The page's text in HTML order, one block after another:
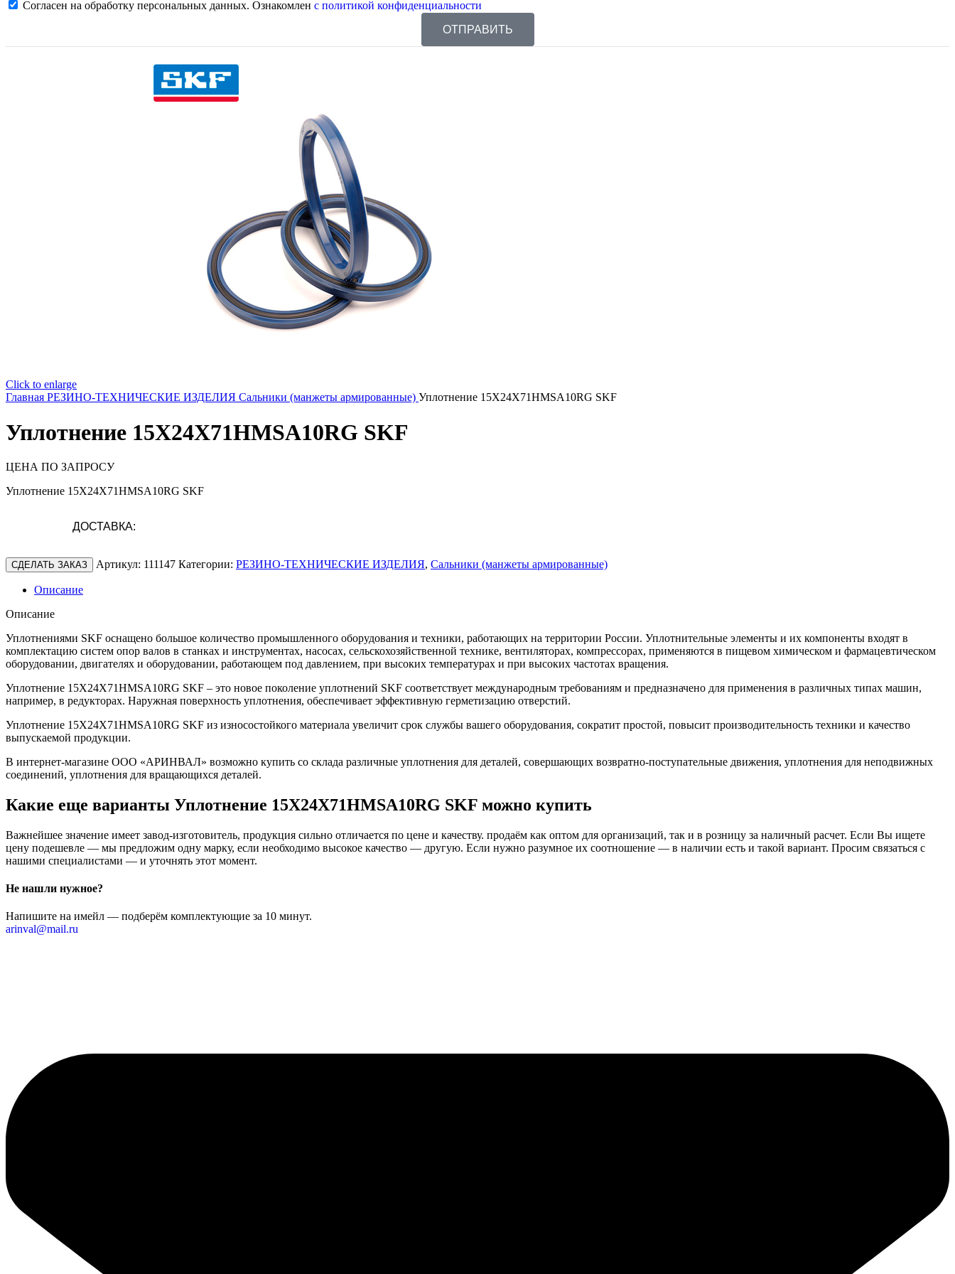
Согласен на обработку персональных данных. Ознакомлен с политикой конфиденциальности
ОТПРАВИТЬ
Click to enlarge
Главная РЕЗИНО-ТЕХНИЧЕСКИЕ ИЗДЕЛИЯ Сальники (манжеты армированные) Уплотнение 15X24X71HMSA10RG SKF
Уплотнение 15X24X71HMSA10RG SKF
ЦЕНА ПО ЗАПРОСУ
Уплотнение 15X24X71HMSA10RG SKF
ДОСТАВКА:
СДЕЛАТЬ ЗАКАЗ Артикул: 111147 Категории: РЕЗИНО-ТЕХНИЧЕСКИЕ ИЗДЕЛИЯ, Сальники (манжеты армированные)
Описание
Описание
Уплотнениями SKF оснащено большое количество промышленного оборудования и техники, работающих на территории России. Уплотнительные элементы и их компоненты входят в
комплектацию систем опор валов в станках и инструментах, насосах, сельскохозяйственной технике, вентиляторах, компрессорах, применяются в пищевом химическом и фармацевтическом
оборудовании, двигателях и оборудовании, работающем под давлением, при высоких температурах и при высоких частотах вращения.
Уплотнение 15X24X71HMSA10RG SKF – это новое поколение уплотнений SKF соответствует международным требованиям и предназначено для применения в различных типах машин,
например, в редукторах. Наружная поверхность уплотнения, обеспечивает эффективную герметизацию отверстий.
Уплотнение 15X24X71HMSA10RG SKF из износостойкого материала увеличит срок службы вашего оборудования, сократит простой, повысит производительность техники и качество
выпускаемой продукции.
В интернет-магазине ООО «АРИНВАЛ» возможно купить со склада различные уплотнения для деталей, совершающих возвратно-поступательные движения, уплотнения для неподвижных
соединений, уплотнения для вращающихся деталей.
Какие еще варианты Уплотнение 15X24X71HMSA10RG SKF можно купить
Важнейшее значение имеет завод-изготовитель, продукция сильно отличается по цене и качеству. продаём как оптом для организаций, так и в розницу за наличный расчет. Если Вы ищете
цену подешевле — мы предложим одну марку, если необходимо высокое качество — другую. Если нужно разумное их соотношение — в наличии есть и такой вариант. Просим связаться с
нашими специалистами — и уточнять этот момент.
Не нашли нужное?
Напишите на имейл — подберём комплектующие за 10 минут.
arinval@mail.ru